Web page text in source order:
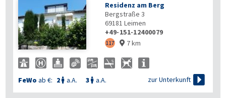
Residenz am Berg
Bergstraße 3
69181 Leimen
+49-151-12400079
117  7 km
FeWo ab €: 2  a.A. 3  a.A. zur Unterkunft 